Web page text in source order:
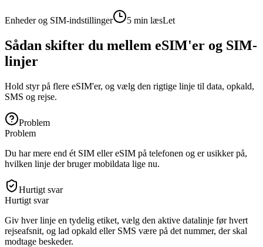
Enheder og SIM-indstillinger 5 min læsLet
Sådan skifter du mellem eSIM'er og SIM-
linjer
Hold styr på flere eSIM'er, og vælg den rigtige linje til data, opkald,
SMS og rejse.
Problem
Problem
Du har mere end ét SIM eller eSIM på telefonen og er usikker på,
hvilken linje der bruger mobildata lige nu.
Hurtigt svar
Hurtigt svar
Giv hver linje en tydelig etiket, vælg den aktive datalinje før hvert
rejseafsnit, og lad opkald eller SMS være på det nummer, der skal
modtage beskeder.